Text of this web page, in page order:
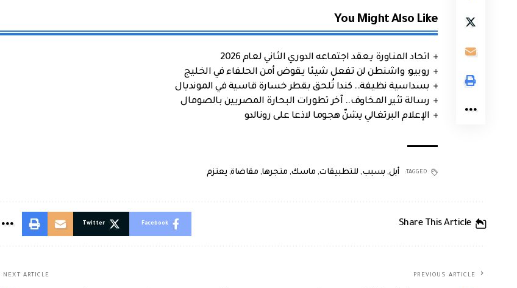
You Might Also Like
اتحاد المناورة يعقد اجتماعه الدوري الثاني لعام 2026
روبيو: واشنطن لن تفعل شيئا يقوض أمن الحلفاء في الخليج
بسداسية نظيفة.. كندا تُلحق بقطر خسارة قاسية في المونديال
رسالة تثير المخاوف.. آخر تطورات البحارة المصريين بالصومال
الإعلام البرتغالي يشنّ هجوما لاذعا على رونالدو
TAGGED: أبل, بسبب, للتطبيقات, ماسك, متجرها, مقاضاة, يعتزم
Share This Article
Facebook
Twitter
PREVIOUS ARTICLE
NEXT ARTICLE